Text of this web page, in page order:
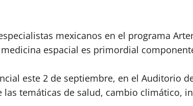
mexicanos en el programa
espacial es primordial
este 2 de septiembre, en el Auditorio
temáticas de salud, cambio climático,